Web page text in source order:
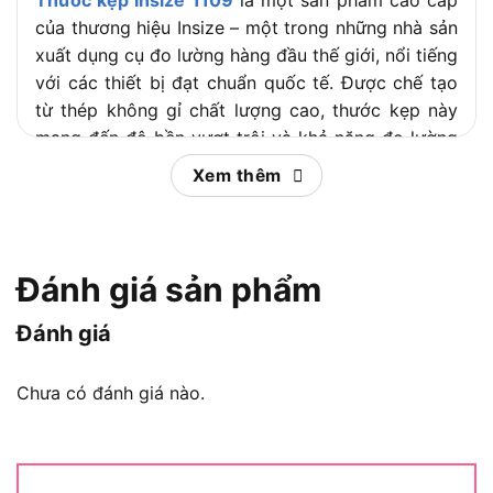
của thương hiệu Insize – một trong những nhà sản
xuất dụng cụ đo lường hàng đầu thế giới, nổi tiếng
với các thiết bị đạt chuẩn quốc tế. Được chế tạo
từ thép không gỉ chất lượng cao, thước kẹp này
mang đến độ bền vượt trội và khả năng đo lường
chính xác trong nhiều điều kiện làm việc khác
trượt mượt mà
và vạch khắc laser
người dùng dễ dàng đọc kết quả ngay cả trong
điều kiện ánh sáng yếu. Sản phẩm đi kèm hộp
đựng nhựa cứng, bảo vệ thước khỏi va đập và bụi
bẩn, phù hợp cho các môi trường làm việc khắc
nghiệt như xưởng cơ khí hoặc công trường.
Vậy điều gì khiến Insize 1109 nổi bật hơn so với
Xem thêm
Đánh giá sản phẩm
Đánh giá
Chưa có đánh giá nào.